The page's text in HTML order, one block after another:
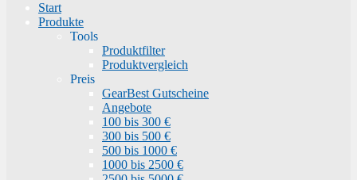
Start
Produkte
Tools
Produktfilter
Produktvergleich
Preis
GearBest Gutscheine
Angebote
100 bis 300 €
300 bis 500 €
500 bis 1000 €
1000 bis 2500 €